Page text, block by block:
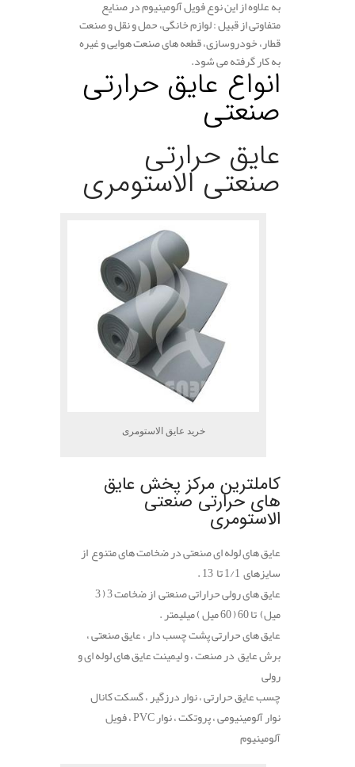
به علاوه از این نوع فویل آلومینیوم در صنایع
متفاوتی از قبیل : لوازم خانگی، حمل و نقل و صنعت
قطار، خودروسازی، قطعه های صنعت هوایی و غیره
به کار گرفته می شود.
انواع عایق حرارتی
صنعتی
عایق حرارتی
صنعتی الاستومری
خرید عایق الاستومری
کاملترین مرکز پخش عایق
های حرارتی صنعتی
الاستومری
عایق های لوله ای صنعتی در ضخامت های متنوع از
سایزهای 1/1 تا 13 .
عایق های رولی حراراتی صنعتی از ضخامت 3 ( 3
میل) تا 60 ( 60 میل ) میلیمتر .
عایق های حرارتی پشت چسب دار ، عایق صنعتی ،
برش عایق در صنعت ، و لیمینت عایق های لوله ای و
رولی
چسب عایق حرارتی ، نوار درزگیر ، گسکت کانال
نوار آلومینیومی ، پروتکت ، نوار PVC ، فویل
آلومینیوم